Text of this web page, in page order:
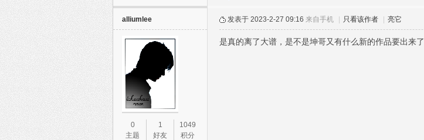
alliumlee
0
主题
1
好友
1049
积分
发表于 2023-2-27 09:16 来自手机 只看该作者 亮它
是真的离了大谱，是不是坤哥又有什么新的作品要出来了